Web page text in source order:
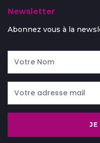
Newsletter
Abonnez vous à la
JE